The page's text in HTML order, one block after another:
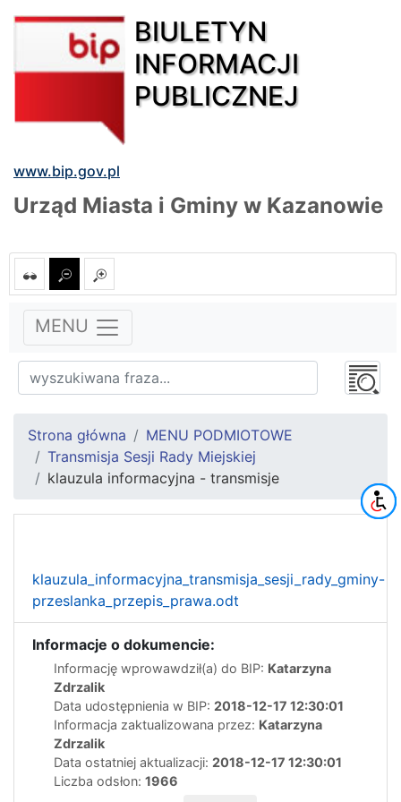
BIULETYN
INFORMACJI
PUBLICZNEJ
www.bip.gov.pl
Urząd Miasta i Gminy w Kazanowie
MENU
Strona główna
MENU PODMIOTOWE
Transmisja Sesji Rady Miejskiej
klauzula informacyjna - transmisje
klauzula_informacyjna_transmisja_sesji_rady_gminy-
przeslanka_przepis_prawa.odt
Informacje o dokumencie:
Informację wprowawdził(a) do BIP: Katarzyna
Zdrzalik
Data udostępnienia w BIP: 2018-12-17 12:30:01
Informacja zaktualizowana przez: Katarzyna
Zdrzalik
Data ostatniej aktualizacji: 2018-12-17 12:30:01
Liczba odsłon: 1966